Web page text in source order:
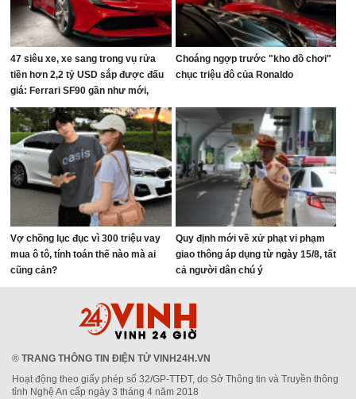
47 siêu xe, xe sang trong vụ rửa
tiền hơn 2,2 tỷ USD sắp được đấu
giá: Ferrari SF90 gần như mới,
Rolls-Royce xếp hàng dài
Choáng ngợp trước "kho đồ chơi"
chục triệu đô của Ronaldo
Vợ chồng lục đục vì 300 triệu vay
mua ô tô, tính toán thế nào mà ai
cũng cản?
Quy định mới về xử phạt vi phạm
giao thông áp dụng từ ngày 15/8, tất
cả người dân chú ý
® TRANG THÔNG TIN ĐIỆN TỬ VINH24H.VN
Hoạt động theo giấy phép số 32/GP-TTĐT, do Sở Thông tin và Truyền thông
tỉnh Nghệ An cấp ngày 3 tháng 4 năm 2018